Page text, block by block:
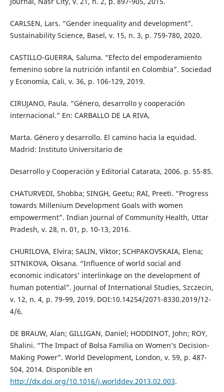
CARLSEN, Lars. “Gender inequality and development”.
Sustainability Science, Basel, v. 15, n. 3, p. 759-780, 2020.
CASTILLO-GUERRA, Saluma. “Efecto del empoderamiento
femenino sobre la nutrición infantil en Colombia”. Sociedad
y Economía, Cali, v. 36, p. 106-129, 2019.
CIRUJANO, Paula. “Género, desarrollo y cooperación
internacional.” En: CARBALLO DE LA RIVA,
Marta. Género y desarrollo. El camino hacia la equidad.
Madrid: Instituto Universitario de
Desarrollo y Cooperación y Editorial Catarata, 2006. p. 55-85.
CHATURVEDI, Shobba; SINGH, Geetu; RAI, Preeti. “Progress
towards Millenium Development Goals with women
empowerment”. Indian Journal of Community Health, Uttar
Pradesh, v. 28, n. 01, p. 10-13, 2016.
CHURILOVA, Elvira; SALIN, Viktor; SCHPAKOVSKAIA, Elena;
SITNIKOVA, Oksana. “Influence of world social and
economic indicators’ interlinkage on the development of
human potential”. Journal of International Studies, Szczecin,
v. 12, n. 4, p. 79-99, 2019. DOI:10.14254/2071-8330.2019/12-
4/6.
DE BRAUW, Alan; GILLIGAN, Daniel; HODDINOT, John; ROY,
Shalini. “The Impact of Bolsa Familia on Women’s Decision-
Making Power”. World Development, London, v. 59, p. 487-
504, 2014. Disponible en
http://dx.doi.org/10.1016/j.worlddev.2013.02.003.